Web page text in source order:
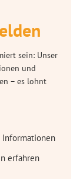
sein: Unser
und
– es lohnt
Informationen
erfahren